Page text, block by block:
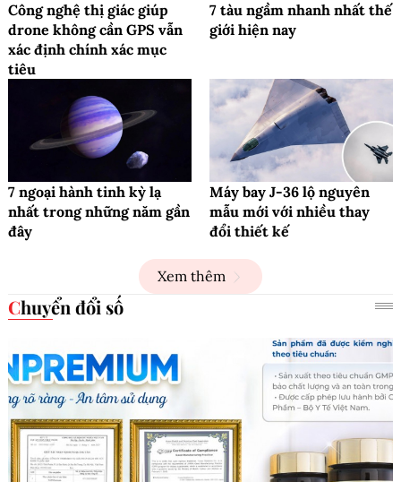
Công nghệ thị giác giúp
drone không cần GPS vẫn
xác định chính xác mục
tiêu
7 tàu ngầm nhanh nhất thế
giới hiện nay
7 ngoại hành tinh kỳ lạ
nhất trong những năm gần
đây
Máy bay J-36 lộ nguyên
mẫu mới với nhiều thay
đổi thiết kế
Xem thêm
Chuyển đổi số